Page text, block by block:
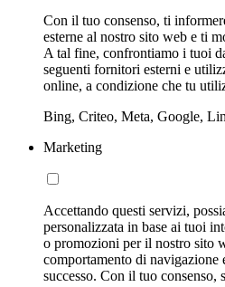
Con il tuo consenso, ti
esterne al nostro sito web e ti
A tal fine, confrontiamo i tuoi
seguenti fornitori esterni e
online, a condizione che tu
Bing, Criteo, Meta, Google,
Marketing
Accettando questi servizi,
personalizzata in base ai tuoi
o promozioni per il nostro sito
comportamento di navigazione
successo. Con il tuo consenso,